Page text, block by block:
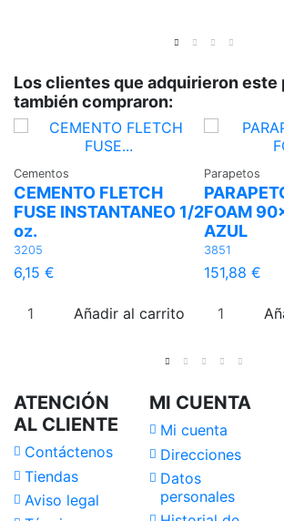
Los clientes que adquirieron este
también compraron:
Cementos
CEMENTO FLETCH
FUSE INSTANTANEO 1/2
oz.
3205
6,15 €
Añadir al carrito
Parapetos
FOAM
AZUL
3851
151,88 €
ATENCIÓN
AL CLIENTE
Contáctenos
Tiendas
Aviso legal
MI CUENTA
Mi cuenta
Direcciones
Datos
personales